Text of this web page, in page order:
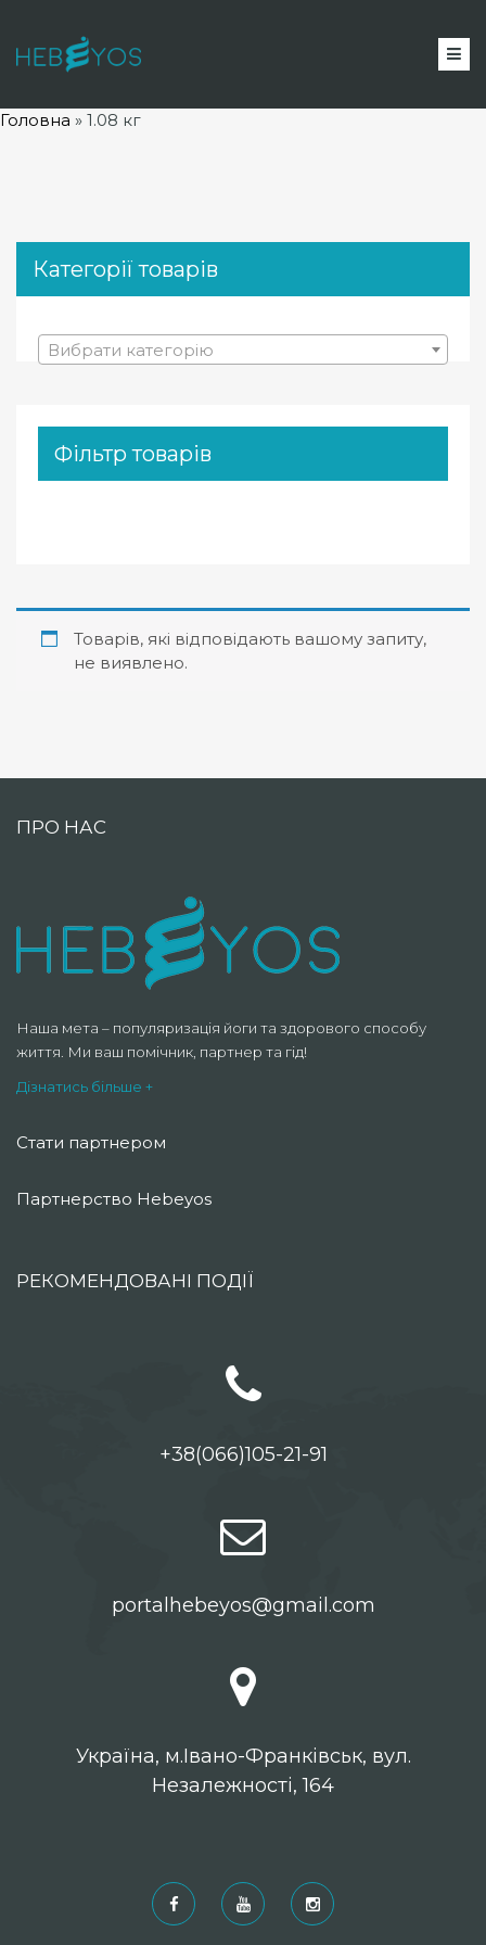
Головна » 1.08 кг
Категорії товарів
Вибрати категорію
Фільтр товарів
Товарів, які відповідають вашому запиту,
не виявлено.
ПРО НАС
Наша мета – популяризація йоги та здорового способу
життя. Ми ваш помічник, партнер та гід!
Дізнатись більше +
Стати партнером
Партнерство Hebeyos
РЕКОМЕНДОВАНІ ПОДІЇ
+38(066)105-21-91
portalhebeyos@gmail.com
Українa, м.Івано-Франківськ, вул.
Незалежності, 164